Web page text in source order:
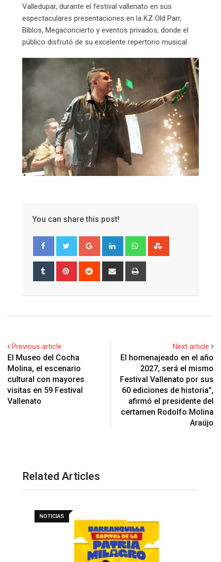
Valledupar, durante el festival vallenato en sus
espectaculares presentaciones en la KZ Old Parr,
Biblos, Megaconcierto y eventos privados, donde el
público disfrutó de su excelente repertorio musical.
You can share this post!
Google+ LinkedIn Whatsapp
Tumblr Pinterest Reddit
Share
Previous article
El Museo del Cocha
Molina, el escenario
cultural con mayores
visitas en 59 Festival
Vallenato
Next article
El homenajeado en el año
2027, será el mismo
Festival Vallenato por sus
60 ediciones de historia”,
afirmó el presidente del
certamen Rodolfo Molina
Araújo
Related Articles
NOTICIAS